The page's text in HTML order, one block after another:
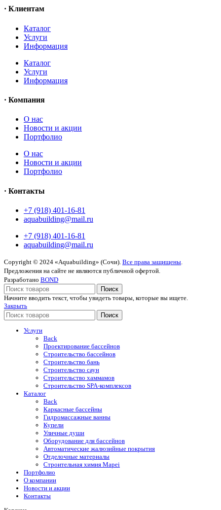
· Клиентам
Каталог
Услуги
Информация
Каталог
Услуги
Информация
· Компания
O нас
Новости и акции
Портфолио
O нас
Новости и акции
Портфолио
· Контакты
+7 (918) 401-16-81
aquabuilding@mail.ru
+7 (918) 401-16-81
aquabuilding@mail.ru
Copyright © 2024 «Aquabuilding» (Сочи). Все права защищены
Предложения на сайте не являются публичной офертой.
Разработано BOND
Поиск
Начните вводить текст, чтобы увидеть товары, которые вы ищете.
Закрыть
Поиск
Услуги
Back
Проектирование бассейнов
Строительство бассейнов
Строительство бань
Строительство саун
Строительство хаммамов
Строительство SPA-комплексов
Каталог
Back
Каркасные бассейны
Гидромассажные ванны
Купели
Уличные души
Оборудование для бассейнов
Автоматические жалюзийные покрытия
Отделочные материалы
Строительная химия Mapei
Портфолио
O компании
Новости и акции
Контакты